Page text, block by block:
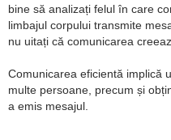
bine să analizați felul în care
limbajul corpului transmite
nu uitați că comunicarea
Comunicarea eficientă implică
multe persoane, precum și
a emis mesajul.